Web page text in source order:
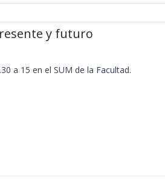
y futuro
a 15 en el SUM de la Facultad.